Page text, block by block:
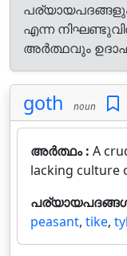
പര്യായപദങ്ങളും
എന്ന
അർത്ഥവും
goth noun
അർത്ഥം : A
lacking culture
peasant, tike,